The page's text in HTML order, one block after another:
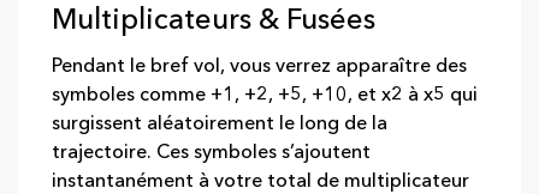
Multiplicateurs & Fusées
Pendant le bref vol, vous verrez apparaître des
symboles comme +1, +2, +5, +10, et x2 à x5 qui
surgissent aléatoirement le long de la
trajectoire. Ces symboles s’ajoutent
instantanément à votre total de multiplicateur